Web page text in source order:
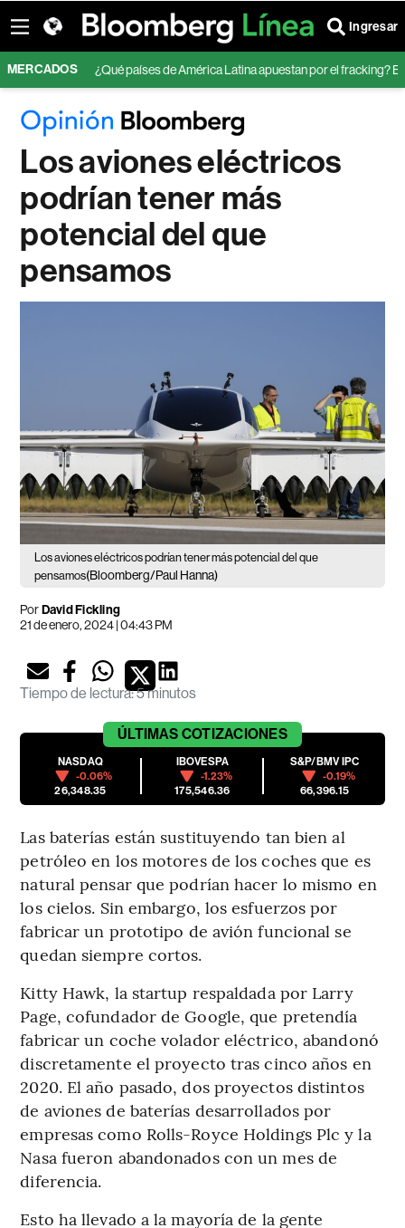
Ingresar
MERCADOS¿Qué países de América Latina apuestan por el fracking? El
Los aviones eléctricos
podrían tener más
potencial del que
pensamos
Los aviones eléctricos podrían tener más potencial del que
pensamos(Bloomberg/Paul Hanna)
PorDavid Fickling
21 de enero, 2024 | 04:43 PM
Tiempo de lectura:5 minutos
ÚLTIMAS COTIZACIONES
NASDAQ
-0.06%
26,348.35
IBOVESPA
-1.23%
175,546.36
S&P/BMV IPC
-0.19%
66,396.15
Las baterías están sustituyendo tan bien al
petróleo en los motores de los coches que es
natural pensar que podrían hacer lo mismo en
los cielos. Sin embargo, los esfuerzos por
fabricar un prototipo de avión funcional se
quedan siempre cortos.
Kitty Hawk, la startup respaldada por Larry
Page, cofundador de Google, que pretendía
fabricar un coche volador eléctrico, abandonó
discretamente el proyecto tras cinco años en
2020. El año pasado, dos proyectos distintos
de aviones de baterías desarrollados por
empresas como Rolls-Royce Holdings Plc y la
Nasa fueron abandonados con un mes de
diferencia.
Esto ha llevado a la mayoría de la gente